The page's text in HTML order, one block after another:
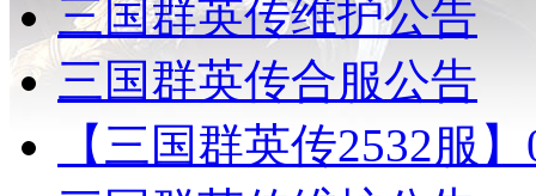
三国群英传维护公告
三国群英传合服公告
【三国群英传2532服